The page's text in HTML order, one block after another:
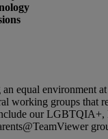
equal environment
working groups that
our LGBTQIA+,